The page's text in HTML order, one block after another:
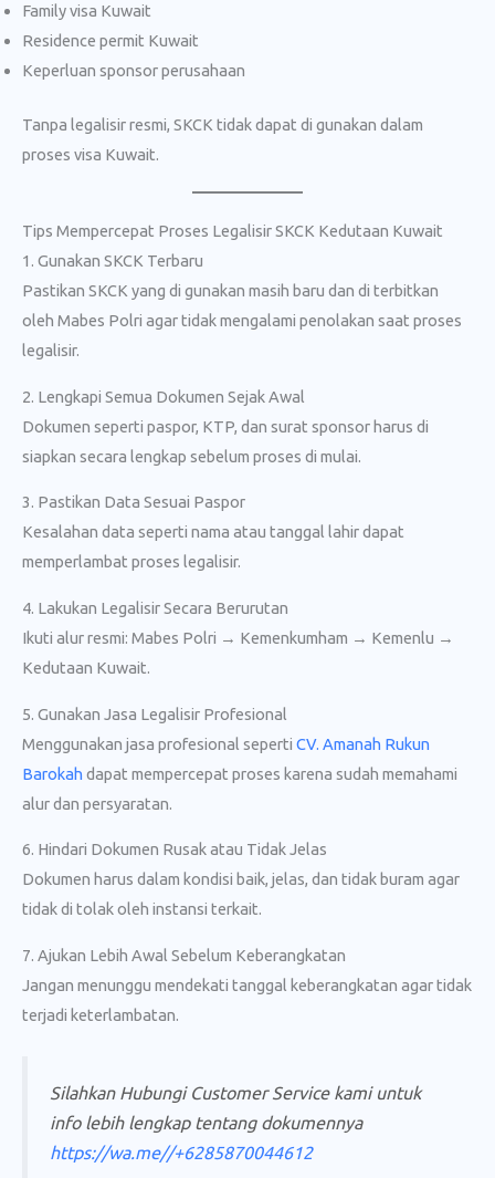
Family visa Kuwait
Residence permit Kuwait
Keperluan sponsor perusahaan
Tanpa legalisir resmi, SKCK tidak dapat di gunakan dalam
proses visa Kuwait.
Tips Mempercepat Proses Legalisir SKCK Kedutaan Kuwait
1. Gunakan SKCK Terbaru
Pastikan SKCK yang di gunakan masih baru dan di terbitkan
oleh Mabes Polri agar tidak mengalami penolakan saat proses
legalisir.
2. Lengkapi Semua Dokumen Sejak Awal
Dokumen seperti paspor, KTP, dan surat sponsor harus di
siapkan secara lengkap sebelum proses di mulai.
3. Pastikan Data Sesuai Paspor
Kesalahan data seperti nama atau tanggal lahir dapat
memperlambat proses legalisir.
4. Lakukan Legalisir Secara Berurutan
Ikuti alur resmi: Mabes Polri → Kemenkumham → Kemenlu →
Kedutaan Kuwait.
5. Gunakan Jasa Legalisir Profesional
Menggunakan jasa profesional seperti CV. Amanah Rukun
Barokah dapat mempercepat proses karena sudah memahami
alur dan persyaratan.
6. Hindari Dokumen Rusak atau Tidak Jelas
Dokumen harus dalam kondisi baik, jelas, dan tidak buram agar
tidak di tolak oleh instansi terkait.
7. Ajukan Lebih Awal Sebelum Keberangkatan
Jangan menunggu mendekati tanggal keberangkatan agar tidak
terjadi keterlambatan.
Silahkan Hubungi Customer Service kami untuk
info lebih lengkap tentang dokumennya
https://wa.me//+6285870044612